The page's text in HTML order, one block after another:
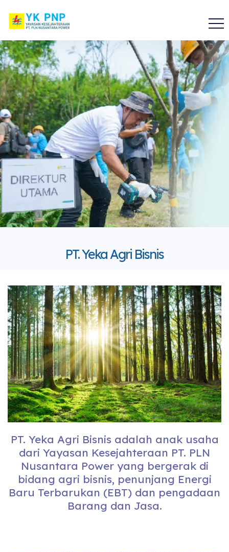
PT. Yeka Agri Bisnis
PT. Yeka Agri Bisnis adalah anak usaha
dari Yayasan Kesejahteraan PT. PLN
Nusantara Power yang bergerak di
bidang agri bisnis, penunjang Energi
Baru Terbarukan (EBT) dan pengadaan
Barang dan Jasa.